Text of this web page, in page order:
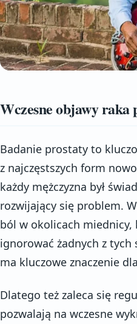
Wczesne objawy
Badanie prostaty to
z najczęstszych form
każdy mężczyzna był
rozwijający się problem.
ból w okolicach miednicy,
ignorować żadnych z
ma kluczowe znaczenie
Dlatego też zaleca się
pozwalają na wczesne